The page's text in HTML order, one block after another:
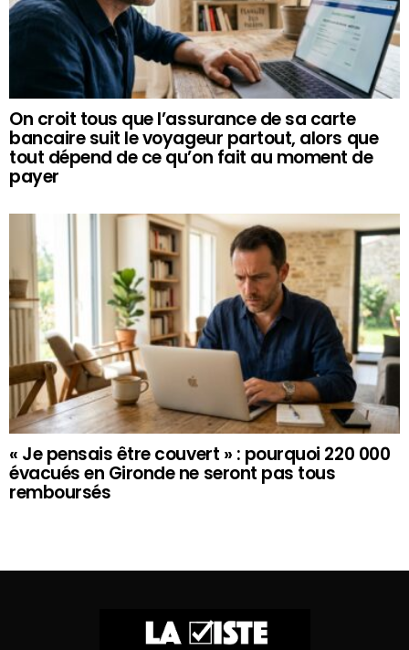
On croit tous que l’assurance de sa carte
bancaire suit le voyageur partout, alors que
tout dépend de ce qu’on fait au moment de
payer
« Je pensais être couvert » : pourquoi 220 000
évacués en Gironde ne seront pas tous
remboursés